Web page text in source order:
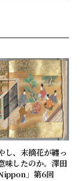
し、末摘花が纏っ
味したのか。澤田
」第6回